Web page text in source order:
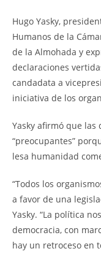
Hugo Yasky,
Humanos de la
de la Almohada y
declaraciones
candadata a
iniciativa de los
Yasky afirmó que
“preocupantes”
lesa humanidad
“Todos los
a favor de una
Yasky. “La política
democracia, con
hay un retroceso en